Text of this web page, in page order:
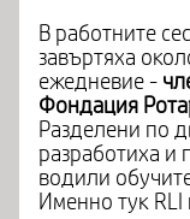
В работните
завъртяха
ежедневие -
Фондация
Разделени по
разработиха и
водили
Именно тук RLI